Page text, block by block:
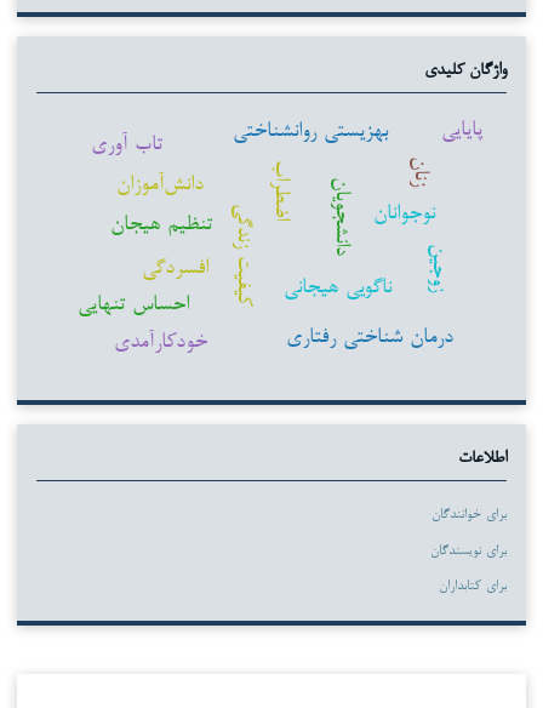
واژگان کلیدی
اضطراب دانشجویان کیفیت زندگی نوجوانان
افسردگی
بهزیستی روانشناختی
دانش‌آموزان
زنان
تنظیم هیجان
درمان شناختی رفتاری
ناگویی هیجانی
احساس تنهایی
زوجین
تاب آوری
خودکارآمدی
پایایی
اطلاعات
برای خوانندگان
برای نویسندگان
برای کتابداران